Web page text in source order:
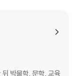
에·헤로와 레안드로스
두사·아틀라스·안드로
라·켄타우로스·피그
박물학, 문학, 교육